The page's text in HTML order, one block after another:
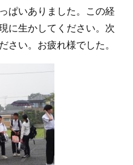
ぱいありました。この経
に生かしてください。次
さい。お疲れ様でした。